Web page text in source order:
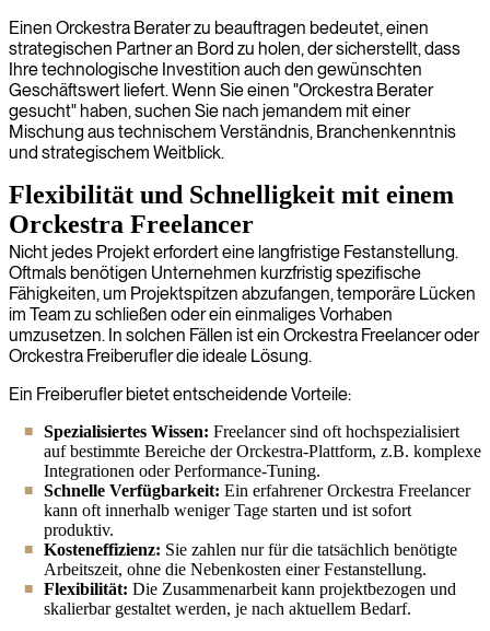
Einen Orckestra Berater zu beauftragen bedeutet, einen
strategischen Partner an Bord zu holen, der sicherstellt, dass
Ihre technologische Investition auch den gewünschten
Geschäftswert liefert. Wenn Sie einen "Orckestra Berater
gesucht" haben, suchen Sie nach jemandem mit einer
Mischung aus technischem Verständnis, Branchenkenntnis
und strategischem Weitblick.
Flexibilität und Schnelligkeit mit einem
Orckestra Freelancer
Nicht jedes Projekt erfordert eine langfristige Festanstellung.
Oftmals benötigen Unternehmen kurzfristig spezifische
Fähigkeiten, um Projektspitzen abzufangen, temporäre Lücken
im Team zu schließen oder ein einmaliges Vorhaben
umzusetzen. In solchen Fällen ist ein Orckestra Freelancer oder
Orckestra Freiberufler die ideale Lösung.
Ein Freiberufler bietet entscheidende Vorteile:
Spezialisiertes Wissen: Freelancer sind oft hochspezialisiert
auf bestimmte Bereiche der Orckestra-Plattform, z.B. komplexe
Integrationen oder Performance-Tuning.
Schnelle Verfügbarkeit: Ein erfahrener Orckestra Freelancer
kann oft innerhalb weniger Tage starten und ist sofort
produktiv.
Kosteneffizienz: Sie zahlen nur für die tatsächlich benötigte
Arbeitszeit, ohne die Nebenkosten einer Festanstellung.
Flexibilität: Die Zusammenarbeit kann projektbezogen und
skalierbar gestaltet werden, je nach aktuellem Bedarf.